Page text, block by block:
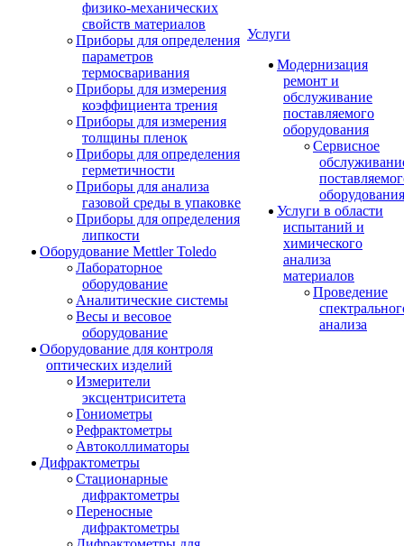
физико-механических
свойств материалов
Приборы для определения
параметров
термосваривания
Приборы для измерения
коэффициента трения
Приборы для измерения
толщины пленок
Приборы для определения
герметичности
Приборы для анализа
газовой среды в упаковке
Приборы для определения
липкости
Оборудование Mettler Toledo
Лабораторное
оборудование
Аналитические системы
Весы и весовое
оборудование
Оборудование для контроля
оптических изделий
Измерители
эксцентриситета
Гониометры
Рефрактометры
Автоколлиматоры
Дифрактометры
Стационарные
дифрактометры
Переносные
дифрактометры
Услуги
Модернизация
ремонт и
обслуживание
поставляемого
оборудования
Сервисное
оборудования
Услуги в области
испытаний и
химического
анализа
материалов
Проведение
анализа